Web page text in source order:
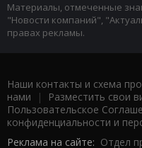
Материалы, отмеченные
"Новости компаний",
правах рекламы.
Наши контакты и схема
нами | Разместить свои
Пользовательское
конфиденциальности и
Реклама на сайте: Отдел